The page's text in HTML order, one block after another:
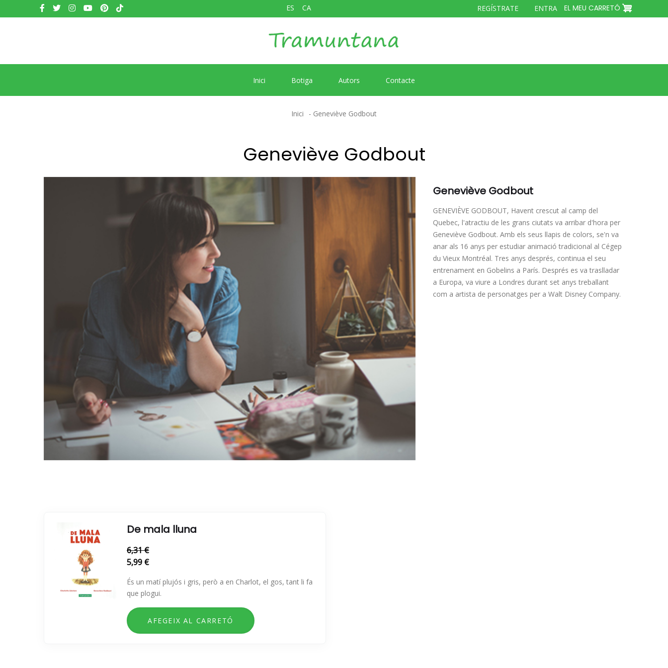
al
Redes
sociales
EL MEU CARRETÓ
ES CA
MENÚ
DEL
REGÍSTRATE ENTRA
Inici Botiga Autors Contacte
Inici Geneviève Godbout
Geneviève Godbout
Geneviève Godbout
GENEVIÈVE GODBOUT, Havent crescut al camp del
Quebec, l'atractiu de les grans ciutats va arribar d'hora per
Geneviève Godbout. Amb els seus llapis de colors, se'n va
anar als 16 anys per estudiar animació tradicional al Cégep
du Vieux Montréal. Tres anys després, continua el seu
entrenament en Gobelins a París. Després es va traslladar
a Europa, va viure a Londres durant set anys treballant
com a artista de personatges per a Walt Disney Company.
De mala lluna
6,31 €
5,99 €
És un matí plujós i gris, però a en Charlot, el gos, tant li fa
que plogui.